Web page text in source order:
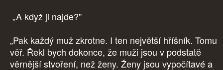
„A když ji najde?"
„Pak každý muž zkrotne. I ten největší hříšník. Tomu
věř. Řekl bych dokonce, že muži jsou v podstatě
věrnější stvoření, než ženy. Ženy jsou vypočítavé a